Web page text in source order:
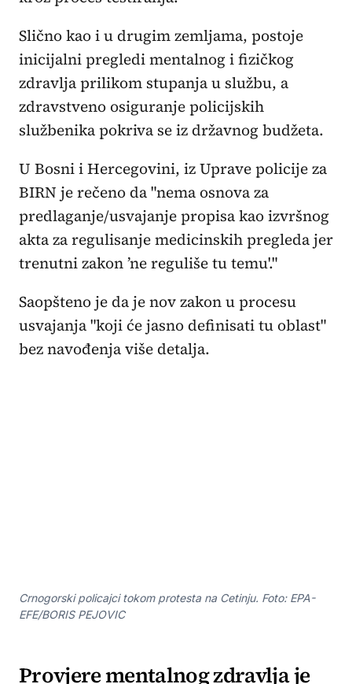
Slično kao i u drugim zemljama, postoje
inicijalni pregledi mentalnog i fizičkog
zdravlja prilikom stupanja u službu, a
zdravstveno osiguranje policijskih
službenika pokriva se iz državnog budžeta.
U Bosni i Hercegovini, iz Uprave policije za
BIRN je rečeno da "nema osnova za
predlaganje/usvajanje propisa kao izvršnog
akta za regulisanje medicinskih pregleda jer
trenutni zakon ’ne reguliše tu temu'."
Saopšteno je da je nov zakon u procesu
usvajanja "koji će jasno definisati tu oblast"
bez navođenja više detalja.
Crnogorski policajci tokom protesta na Cetinju. Foto: EPA-
EFE/BORIS PEJOVIC
Provjere mentalnog zdravlja je